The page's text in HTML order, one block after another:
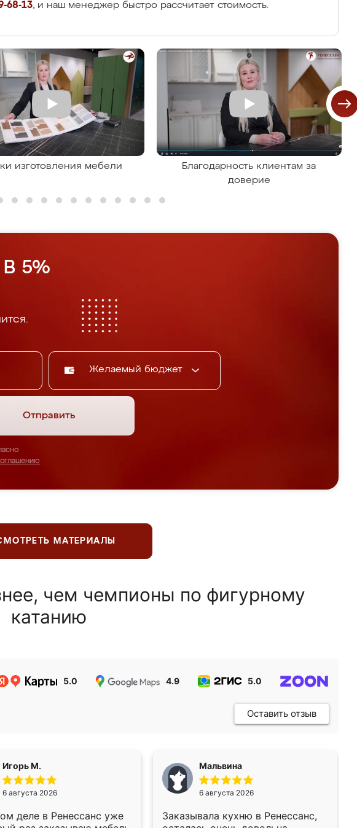
68-13, и наш менеджер быстро рассчитает стоимость.
изготовления мебели
Благодарность клиентам за
доверие
5%
Желаемый бюджет
Отправить
МАТЕРИАЛЫ
чем чемпионы по фигурному
катанию
5.0 4.9 5.0
Оставить отзыв
Игорь М.
6 августа 2026
деле в Ренессанс уже
Мальвина
6 августа 2026
Заказывала кухню в Ренессанс,